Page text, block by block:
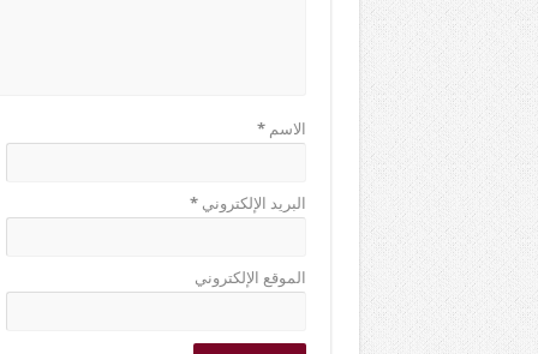
الاسم*
البريد الإلكتروني*
الموقع الإلكتروني